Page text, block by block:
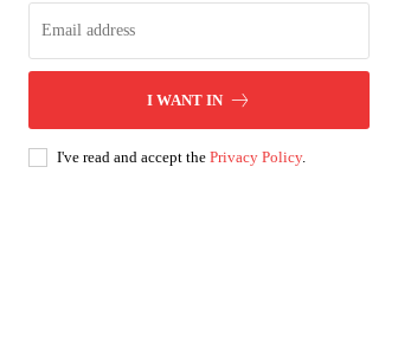
I WANT IN
I've read and accept the Privacy Policy.